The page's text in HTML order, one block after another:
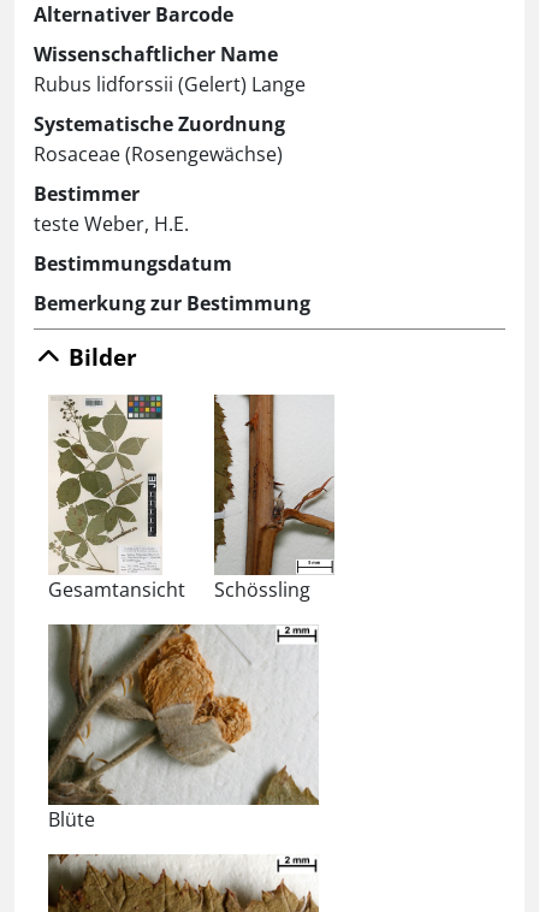
Alternativer Barcode
Wissenschaftlicher Name
Rubus lidforssii (Gelert) Lange
Systematische Zuordnung
Rosaceae (Rosengewächse)
Bestimmer
teste Weber, H.E.
Bestimmungsdatum
Bemerkung zur Bestimmung
Bilder
Gesamtansicht Schössling
Blüte